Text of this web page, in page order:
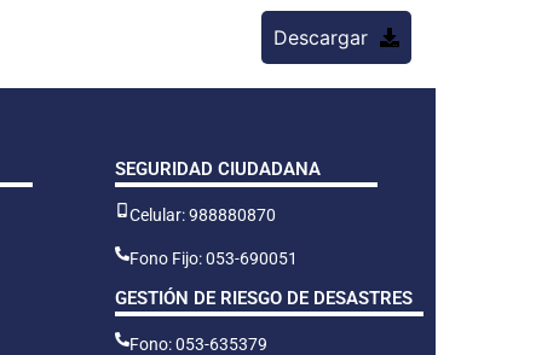
Descargar
SEGURIDAD CIUDADANA
Celular: 988880870
Fono Fijo: 053-690051
GESTIÓN DE RIESGO DE DESASTRES
Fono: 053-635379